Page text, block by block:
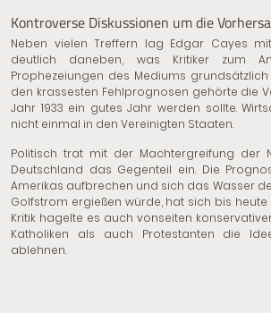
Kontroverse Diskussionen um die
Neben vielen Treffern lag Edgar Cayes
deutlich daneben, was Kritiker zum
Prophezeiungen des Mediums grundsätzlich
den krassesten Fehlprognosen gehörte die
Jahr 1933 ein gutes Jahr werden sollte.
nicht einmal in den Vereinigten Staaten.
Politisch trat mit der Machtergreifung der
Deutschland das Gegenteil ein. Die
Amerikas aufbrechen und sich das Wasser
Golfstrom ergießen würde, hat sich bis
Kritik hagelte es auch vonseiten
Katholiken als auch Protestanten die
ablehnen.